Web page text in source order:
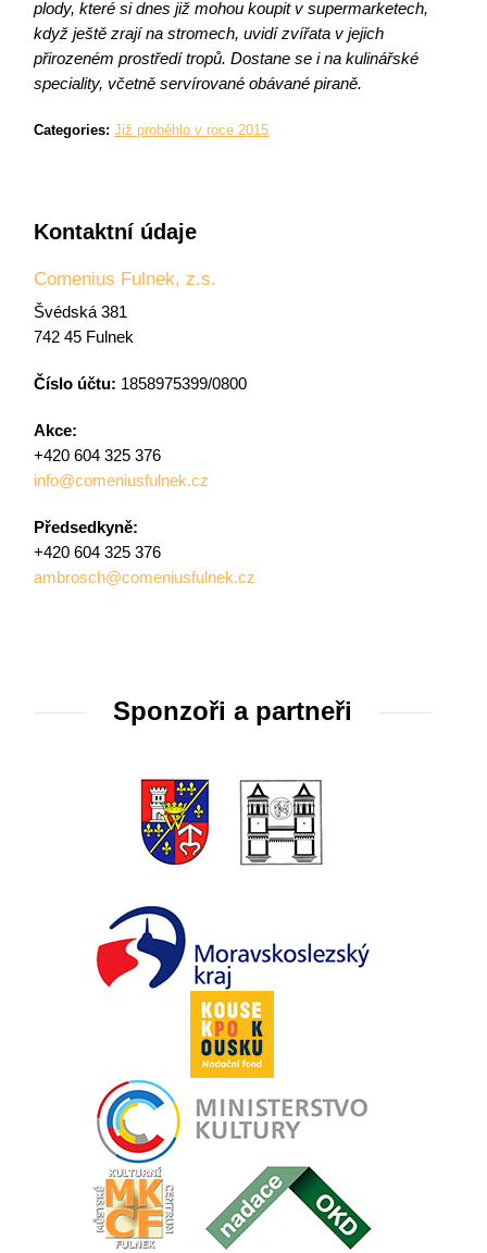
plody, které si dnes již mohou koupit v supermarketech,
když ještě zrají na stromech, uvidí zvířata v jejich
přirozeném prostředí tropů. Dostane se i na kulinářské
speciality, včetně servírované obávané piraně.
Categories: Již proběhlo v roce 2015
Kontaktní údaje
Comenius Fulnek, z.s.
Švédská 381
742 45 Fulnek
Číslo účtu: 1858975399/0800
Akce:
+420 604 325 376
info@comeniusfulnek.cz
Předsedkyně:
+420 604 325 376
ambrosch@comeniusfulnek.cz
Sponzoři a partneři